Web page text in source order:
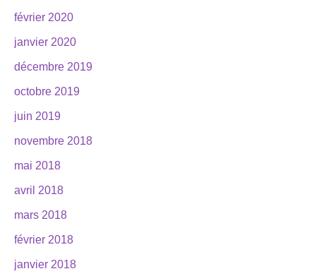
février 2020
janvier 2020
décembre 2019
octobre 2019
juin 2019
novembre 2018
mai 2018
avril 2018
mars 2018
février 2018
janvier 2018